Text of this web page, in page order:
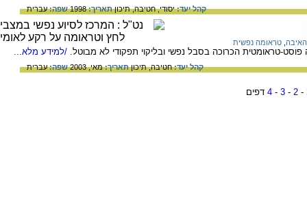
קהל יעד:יסודי,חטיבה,תיכוןתאריך:1998 שפה:עברית
האיבה טראומה נפשית
טראומטית הכרוכה בסבל נפשי ובליקוי תפקודי לא מבוטל. /למידע מלא...
קהל יעד:חטיבה,תיכוןתאריך:מאי, 2003 שפה:עברית
-
2
-
3
-
4 דפים